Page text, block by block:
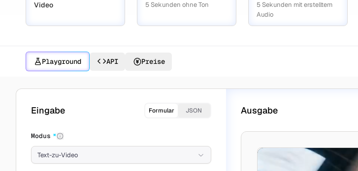
Video
5 Sekunden ohne Ton
5 Sekunden mit erstelltem
Audio
Playground API Preise
Mit Kling 2.6 erstellen
Eingabe Formular JSON
Modus *
Text-zu-Video
Ausgabe